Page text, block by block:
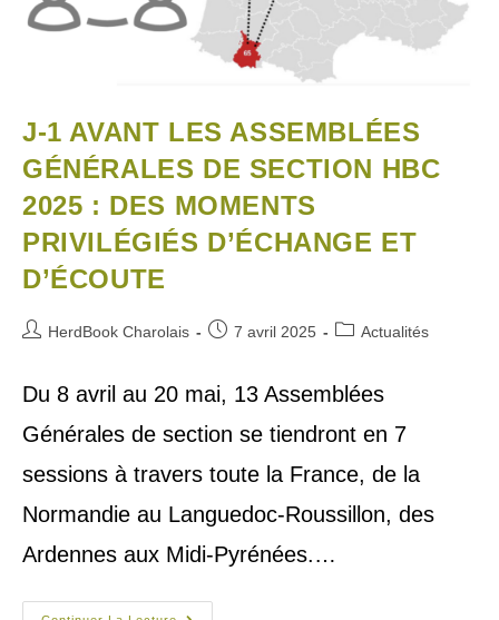
J-1 AVANT LES ASSEMBLÉES
GÉNÉRALES DE SECTION HBC
2025 : DES MOMENTS
PRIVILÉGIÉS D’ÉCHANGE ET
D’ÉCOUTE
HerdBook Charolais 7 avril 2025 Actualités
Du 8 avril au 20 mai, 13 Assemblées
Générales de section se tiendront en 7
sessions à travers toute la France, de la
Normandie au Languedoc-Roussillon, des
Ardennes aux Midi-Pyrénées.…